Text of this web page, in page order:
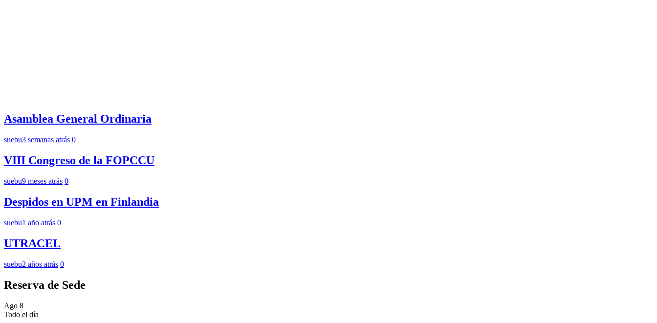
Asamblea General Ordinaria
suebu3 semanas atrás 0
VIII Congreso de la FOPCCU
suebu9 meses atrás 0
Despidos en UPM en Finlandia
suebu1 año atrás 0
UTRACEL
suebu2 años atrás 0
Reserva de Sede
Ago 8
Todo el día